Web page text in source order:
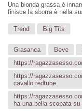
Una bionda grassa è
finisce la sborra è nella
Trend Big Tits
Grasanca Beve
https://
https://
cavallo redtube
https://
ha una bella scopata su